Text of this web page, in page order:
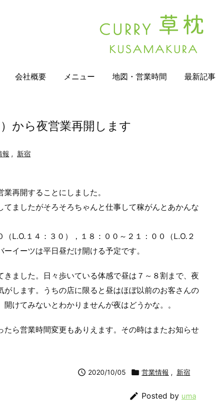
会社概要 メニュー 地図・営業時間 最新記事
から夜営業再開します
報 , 新宿
再開することにしました。
てましたがそろそろちゃんと仕事して稼がんとあかんな
（L.O.１４：３０），１８：００～２１：００（L.O.２
イーツは平日昼だけ開ける予定です。
きました。日々歩いている体感で昼は７～８割まで、夜
がします。うちの店に限ると昼はほぼ以前のお客さんの
けてみないとわかりませんが夜はどうかな。。
たら営業時間変更もありえます。その時はまたお知らせ
 2020/10/05  営業情報 , 新宿
 Posted by uma